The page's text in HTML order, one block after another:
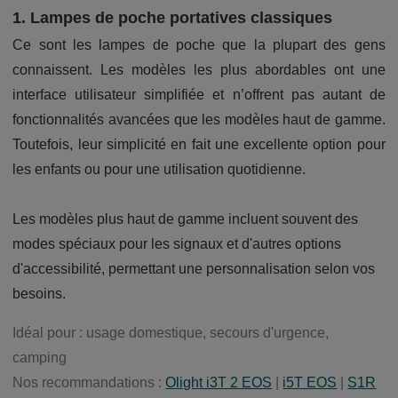
1. Lampes de poche portatives classiques
Ce sont les lampes de poche que la plupart des gens
connaissent. Les modèles les plus abordables ont une
interface utilisateur simplifiée et n’offrent pas autant de
fonctionnalités avancées que les modèles haut de gamme.
Toutefois, leur simplicité en fait une excellente option pour
les enfants ou pour une utilisation quotidienne.
Les modèles plus haut de gamme incluent souvent des
modes spéciaux pour les signaux et d'autres options
d'accessibilité, permettant une personnalisation selon vos
besoins.
Idéal pour : usage domestique, secours d'urgence,
camping
Nos recommandations :Olight i3T 2 EOS i5T EOS
S1R